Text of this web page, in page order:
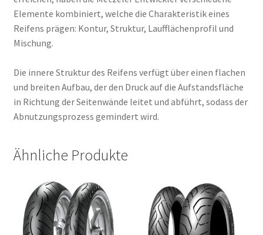
Elemente kombiniert, welche die Charakteristik eines
Reifens prägen: Kontur, Struktur, Laufflächenprofil und
Mischung.
Die innere Struktur des Reifens verfügt über einen flachen
und breiten Aufbau, der den Druck auf die Aufstandsfläche
in Richtung der Seitenwände leitet und abführt, sodass der
Abnutzungsprozess gemindert wird.
Ähnliche Produkte